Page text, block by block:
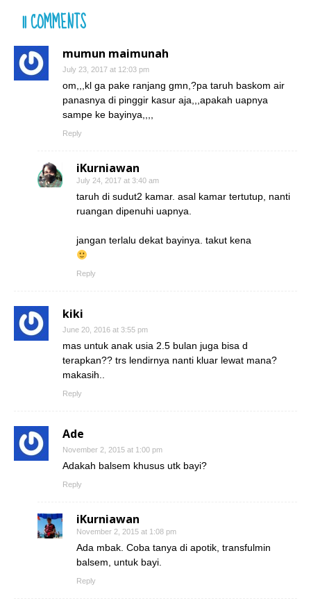
11 COMMENTS
mumun maimunah
July 23, 2017 at 12:03 pm
om,,,kl ga pake ranjang gmn,?pa taruh baskom air
panasnya di pinggir kasur aja,,,apakah uapnya
sampe ke bayinya,,,,
Reply
iKurniawan
July 24, 2017 at 3:40 am
taruh di sudut2 kamar. asal kamar tertutup, nanti
ruangan dipenuhi uapnya.
jangan terlalu dekat bayinya. takut kena
Reply
kiki
June 20, 2016 at 3:55 pm
mas untuk anak usia 2.5 bulan juga bisa d
terapkan?? trs lendirnya nanti kluar lewat mana?
makasih..
Reply
Ade
November 2, 2015 at 1:00 pm
Adakah balsem khusus utk bayi?
Reply
iKurniawan
November 2, 2015 at 1:08 pm
Ada mbak. Coba tanya di apotik, transfulmin
balsem, untuk bayi.
Reply